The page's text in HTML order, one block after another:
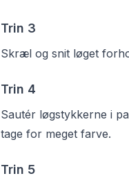
Trin 3
Skræl og snit løget
Trin 4
Sautér løgstykkerne i
tage for meget farve.
Trin 5